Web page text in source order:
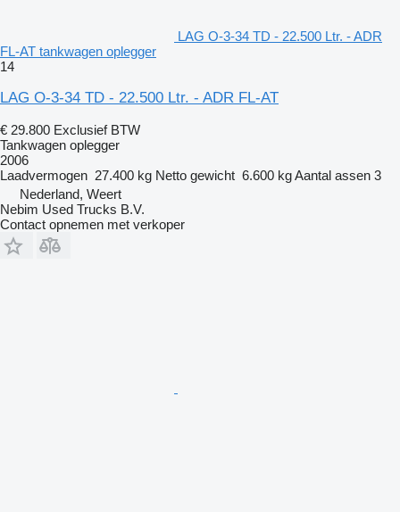
LAG O-3-34 TD - 22.500 Ltr. - ADR
FL-AT tankwagen oplegger
14
LAG O-3-34 TD - 22.500 Ltr. - ADR FL-AT
€ 29.800 Exclusief BTW
Tankwagen oplegger
2006
Laadvermogen 27.400 kg Netto gewicht 6.600 kgAantal assen 3
Nederland, Weert
Nebim Used Trucks B.V.
Contact opnemen met verkoper